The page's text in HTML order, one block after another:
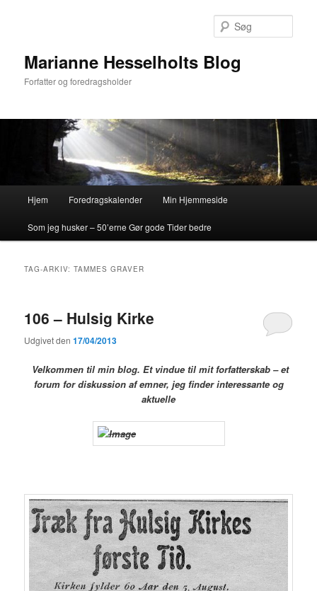
Marianne Hesselholts Blog
Forfatter og foredragsholder
Hjem Foredragskalender Min Hjemmeside
Som jeg husker – 50’erne Gør gode Tider bedre
TAG-ARKIV:TAMMES GRAVER
106 – Hulsig Kirke
Udgivet den17/04/2013
Velkommen til min blog. Et vindue til mit forfatterskab – et
forum for diskussion af emner, jeg finder interessante og
aktuelle